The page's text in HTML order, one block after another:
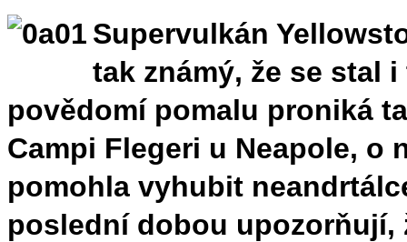
Supervulkán
tak známý, že se stal
povědomí pomalu proniká
Campi Flegeri u Neapole, o
pomohla vyhubit
poslední dobou upozorňují,